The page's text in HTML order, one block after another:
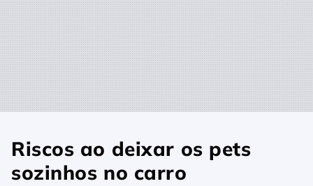
Riscos ao deixar os pets
sozinhos no carro